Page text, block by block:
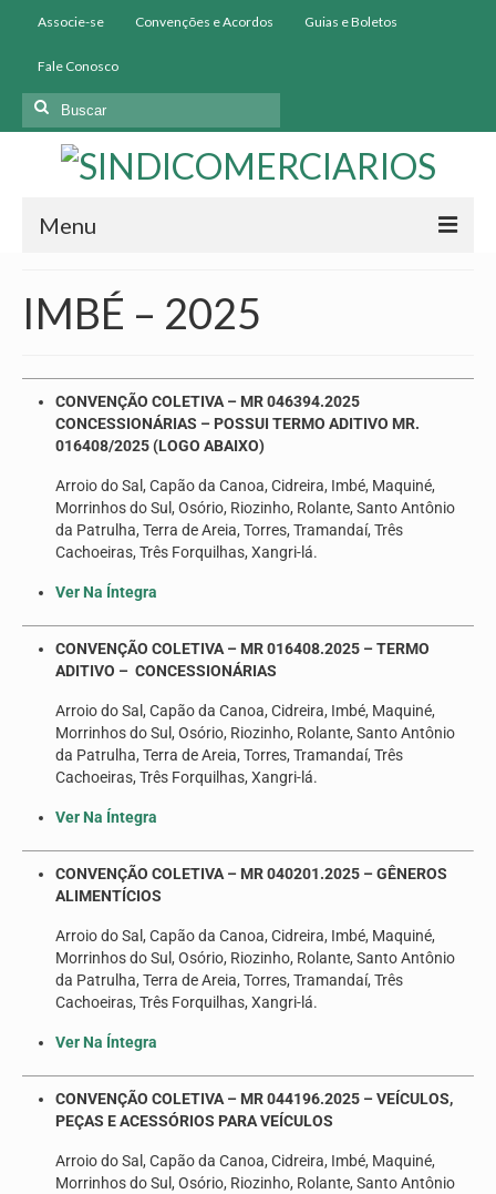
Associe-se Convenções e Acordos Guias e Boletos
Fale Conosco
Menu
Institucional
História
Diretoria
Seus direitos
Jurídico
Subsedes
Convênios
Convenções e Acordos
Mídias
Galeria de Fotos
Informativos
Contato
IMBÉ – 2025
CONVENÇÃO COLETIVA – MR 046394.2025
CONCESSIONÁRIAS – POSSUI TERMO ADITIVO MR.
016408/2025 (LOGO ABAIXO)
Arroio do Sal, Capão da Canoa, Cidreira, Imbé, Maquiné,
Morrinhos do Sul, Osório, Riozinho, Rolante, Santo Antônio
da Patrulha, Terra de Areia, Torres, Tramandaí, Três
Cachoeiras, Três Forquilhas, Xangri-lá.
Ver Na Íntegra
CONVENÇÃO COLETIVA – MR 016408.2025 – TERMO
ADITIVO – CONCESSIONÁRIAS
Arroio do Sal, Capão da Canoa, Cidreira, Imbé, Maquiné,
Morrinhos do Sul, Osório, Riozinho, Rolante, Santo Antônio
da Patrulha, Terra de Areia, Torres, Tramandaí, Três
Cachoeiras, Três Forquilhas, Xangri-lá.
Ver Na Íntegra
CONVENÇÃO COLETIVA – MR 040201.2025 – GÊNEROS
ALIMENTÍCIOS
Arroio do Sal, Capão da Canoa, Cidreira, Imbé, Maquiné,
Morrinhos do Sul, Osório, Riozinho, Rolante, Santo Antônio
da Patrulha, Terra de Areia, Torres, Tramandaí, Três
Cachoeiras, Três Forquilhas, Xangri-lá.
Ver Na Íntegra
CONVENÇÃO COLETIVA – MR 044196.2025 – VEÍCULOS,
PEÇAS E ACESSÓRIOS PARA VEÍCULOS
Arroio do Sal, Capão da Canoa, Cidreira, Imbé, Maquiné,
Morrinhos do Sul, Osório, Riozinho, Rolante, Santo Antônio